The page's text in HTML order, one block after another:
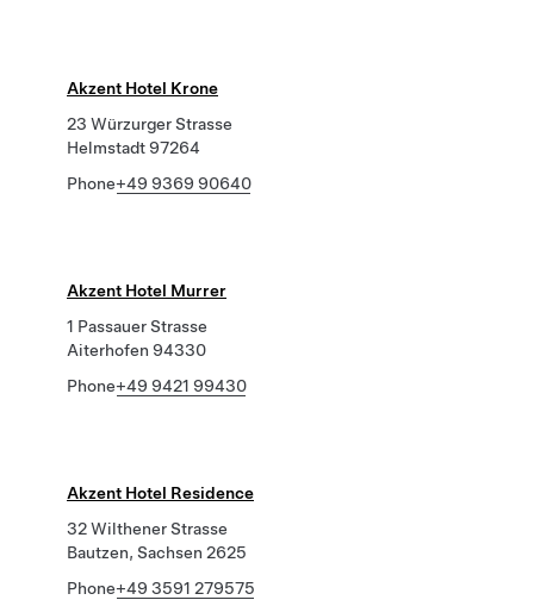
Akzent Hotel Krone
23 Würzurger Strasse
Helmstadt 97264
Phone+49 9369 90640
Akzent Hotel Murrer
1 Passauer Strasse
Aiterhofen 94330
Phone+49 9421 99430
Akzent Hotel Residence
32 Wilthener Strasse
Bautzen, Sachsen 2625
Phone+49 3591 279575